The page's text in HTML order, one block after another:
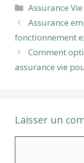
Catégories
Assurance
Assurance
fonctionnement
Comment
assurance vie
Laisser un